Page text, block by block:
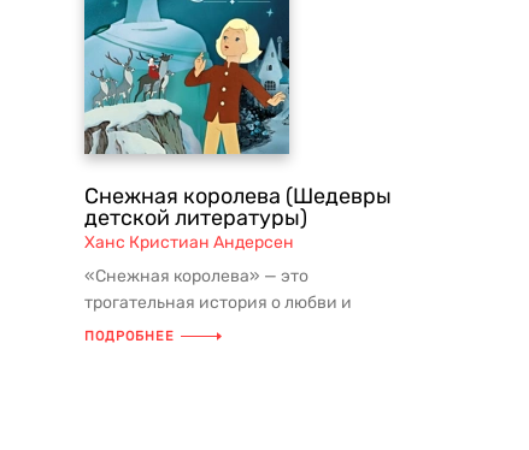
Снежная королева (Шедевры
детской литературы)
Ханс Кристиан Андерсен
«Снежная королева» — это
трогательная история о любви и
дружбе, которая учит нас верить в
ПОДРОБНЕЕ